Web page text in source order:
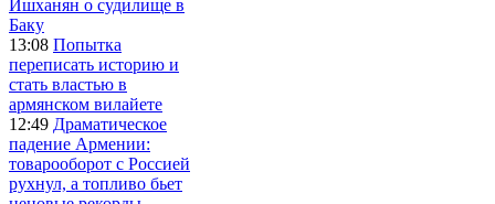
Ишханян о судилище в
Баку
13:08 Попытка
переписать историю и
стать властью в
армянском вилайете
12:49 Драматическое
падение Армении:
товарооборот с Россией
рухнул, а топливо бьет